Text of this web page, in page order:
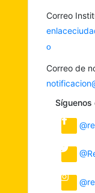
Correo
o
Correo de
Síguenos